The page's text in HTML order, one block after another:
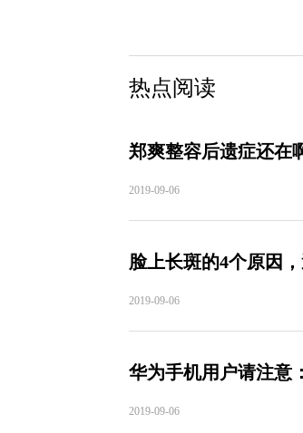
热点阅读
郑爽整容后遗症还在
2019-09-06
脸上长斑的4个原因
2019-09-06
华为手机用户请注意
2019-09-06